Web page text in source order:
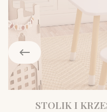
STOLIK I